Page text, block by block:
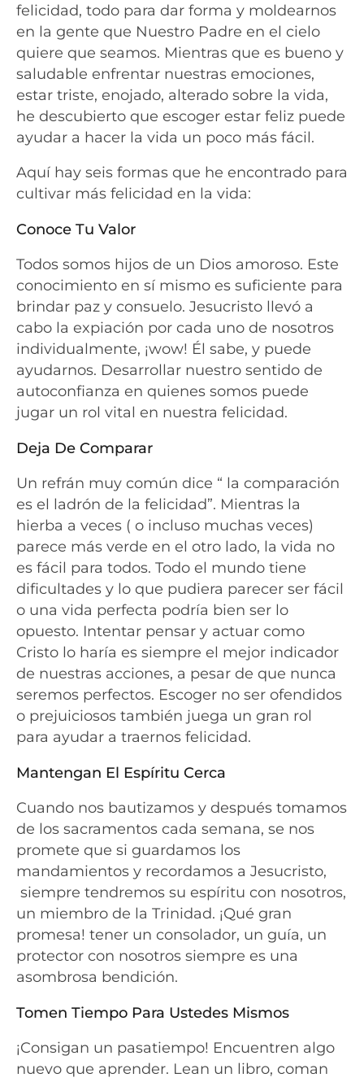
felicidad, todo para dar forma y moldearnos
en la gente que Nuestro Padre en el cielo
quiere que seamos. Mientras que es bueno y
saludable enfrentar nuestras emociones,
estar triste, enojado, alterado sobre la vida,
he descubierto que escoger estar feliz puede
ayudar a hacer la vida un poco más fácil.
Aquí hay seis formas que he encontrado para
cultivar más felicidad en la vida:
Conoce Tu Valor
Todos somos hijos de un Dios amoroso. Este
conocimiento en sí mismo es suficiente para
brindar paz y consuelo. Jesucristo llevó a
cabo la expiación por cada uno de nosotros
individualmente, ¡wow! Él sabe, y puede
ayudarnos. Desarrollar nuestro sentido de
autoconfianza en quienes somos puede
jugar un rol vital en nuestra felicidad.
Deja De Comparar
Un refrán muy común dice “ la comparación
es el ladrón de la felicidad”. Mientras la
hierba a veces ( o incluso muchas veces)
parece más verde en el otro lado, la vida no
es fácil para todos. Todo el mundo tiene
dificultades y lo que pudiera parecer ser fácil
o una vida perfecta podría bien ser lo
opuesto. Intentar pensar y actuar como
Cristo lo haría es siempre el mejor indicador
de nuestras acciones, a pesar de que nunca
seremos perfectos. Escoger no ser ofendidos
o prejuiciosos también juega un gran rol
para ayudar a traernos felicidad.
Mantengan El Espíritu Cerca
Cuando nos bautizamos y después tomamos
de los sacramentos cada semana, se nos
promete que si guardamos los
mandamientos y recordamos a Jesucristo,
siempre tendremos su espíritu con nosotros,
un miembro de la Trinidad. ¡Qué gran
promesa! tener un consolador, un guía, un
protector con nosotros siempre es una
asombrosa bendición.
Tomen Tiempo Para Ustedes Mismos
¡Consigan un pasatiempo! Encuentren algo
nuevo que aprender. Lean un libro, coman